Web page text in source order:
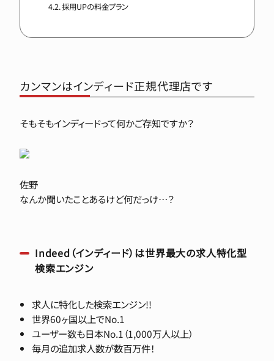
採用UPの料金プラン
カンマンはインディード正規代理店です
そもそもインディードって何かご存知ですか？
佐野
なんか聞いたことあるけど何だっけ…？
Indeed（インディード）は世界最大の求人特化型
検索エンジン
求人に特化した検索エンジン!!
世界60ヶ国以上でNo.1
ユーザー数も日本No.1（1,000万人以上）
毎月の追加求人数が数百万件！